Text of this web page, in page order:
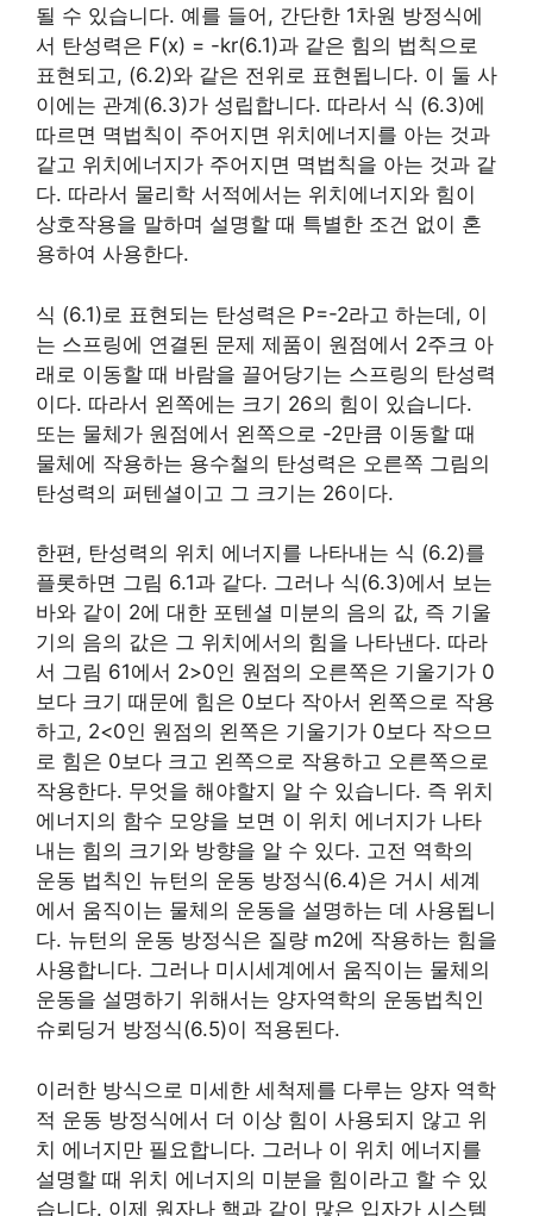
될 수 있습니다. 예를 들어, 간단한 1차원 방정식에
서 탄성력은 F(x) = -kr(6.1)과 같은 힘의 법칙으로
표현되고, (6.2)와 같은 전위로 표현됩니다. 이 둘 사
이에는 관계(6.3)가 성립합니다. 따라서 식 (6.3)에
따르면 멱법칙이 주어지면 위치에너지를 아는 것과
같고 위치에너지가 주어지면 멱법칙을 아는 것과 같
다. 따라서 물리학 서적에서는 위치에너지와 힘이
상호작용을 말하며 설명할 때 특별한 조건 없이 혼
용하여 사용한다.
식 (6.1)로 표현되는 탄성력은 P=-2라고 하는데, 이
는 스프링에 연결된 문제 제품이 원점에서 2주크 아
래로 이동할 때 바람을 끌어당기는 스프링의 탄성력
이다. 따라서 왼쪽에는 크기 26의 힘이 있습니다.
또는 물체가 원점에서 왼쪽으로 -2만큼 이동할 때
물체에 작용하는 용수철의 탄성력은 오른쪽 그림의
탄성력의 퍼텐셜이고 그 크기는 26이다.
한편, 탄성력의 위치 에너지를 나타내는 식 (6.2)를
플롯하면 그림 6.1과 같다. 그러나 식(6.3)에서 보는
바와 같이 2에 대한 포텐셜 미분의 음의 값, 즉 기울
기의 음의 값은 그 위치에서의 힘을 나타낸다. 따라
서 그림 61에서 2>0인 원점의 오른쪽은 기울기가 0
보다 크기 때문에 힘은 0보다 작아서 왼쪽으로 작용
하고, 2<0인 원점의 왼쪽은 기울기가 0보다 작으므
로 힘은 0보다 크고 왼쪽으로 작용하고 오른쪽으로
작용한다. 무엇을 해야할지 알 수 있습니다. 즉 위치
에너지의 함수 모양을 보면 이 위치 에너지가 나타
내는 힘의 크기와 방향을 알 수 있다. 고전 역학의
운동 법칙인 뉴턴의 운동 방정식(6.4)은 거시 세계
에서 움직이는 물체의 운동을 설명하는 데 사용됩니
다. 뉴턴의 운동 방정식은 질량 m2에 작용하는 힘을
사용합니다. 그러나 미시세계에서 움직이는 물체의
운동을 설명하기 위해서는 양자역학의 운동법칙인
슈뢰딩거 방정식(6.5)이 적용된다.
이러한 방식으로 미세한 세척제를 다루는 양자 역학
적 운동 방정식에서 더 이상 힘이 사용되지 않고 위
치 에너지만 필요합니다. 그러나 이 위치 에너지를
설명할 때 위치 에너지의 미분을 힘이라고 할 수 있
습니다. 이제 원자나 핵과 같이 많은 입자가 시스템